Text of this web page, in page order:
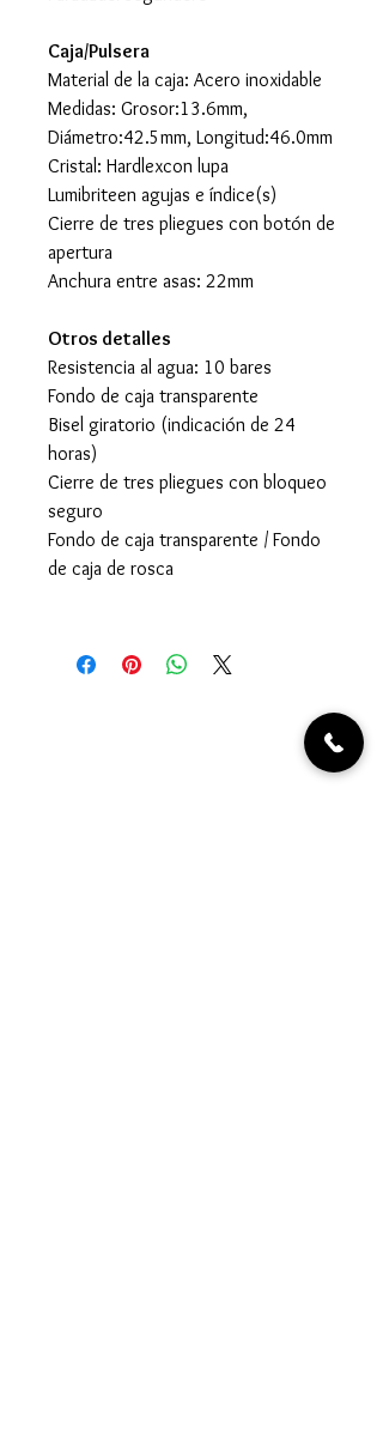
Caja/Pulsera
Material de la caja: Acero inoxidable
Medidas: Grosor:13.6mm,
Diámetro:42.5mm, Longitud:46.0mm
Cristal: Hardlexcon lupa
Lumibriteen agujas e índice(s)
Cierre de tres pliegues con botón de
apertura
Anchura entre asas: 22mm
Otros detalles
Resistencia al agua: 10 bares
Fondo de caja transparente
Bisel giratorio (indicación de 24
horas)
Cierre de tres pliegues con bloqueo
seguro
Fondo de caja transparente / Fondo
de caja de rosca
Joyería Javaloyes. En Elche desde 1967